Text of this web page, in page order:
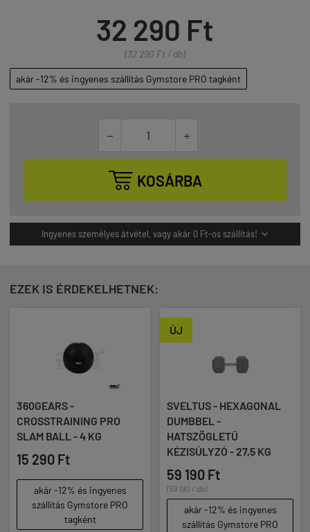
32 290 Ft
(32 290 Ft / db)
akár -12% és ingyenes szállítás Gymstore PRO tagként
 
 KOSÁRBA
Ingyenes személyes átvétel, vagy akár 0 Ft-os szállítás! 
EZEK IS ÉRDEKELHETNEK:
360GEARS -
CROSSTRAINING PRO
SLAM BALL - 4 KG
15 290 Ft
akár -12% és ingyenes
szállítás Gymstore PRO
tagként
ÚJ
SVELTUS - HEXAGONAL
DUMBBEL -
HATSZÖGLETŰ
KÉZISÚLYZÓ - 27,5 KG
59 190 Ft
(59 190 / db)
akár -12% és ingyenes
szállítás Gymstore PRO